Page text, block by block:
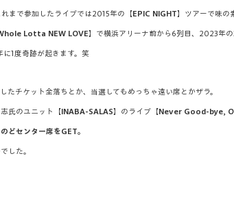
まで参加したライブでは2015年の【EPIC NIGHT】ツアーで味の
Lotta NEW LOVE】で横浜アリーナ前から6列目、2023年
1度奇跡が起きます。笑
たチケット全落ちとか、当選してもめっちゃ遠い席とかザラ。
氏のユニット【INABA-SALAS】のライブ【Never Good-bye,
どセンター席をGET。
した。